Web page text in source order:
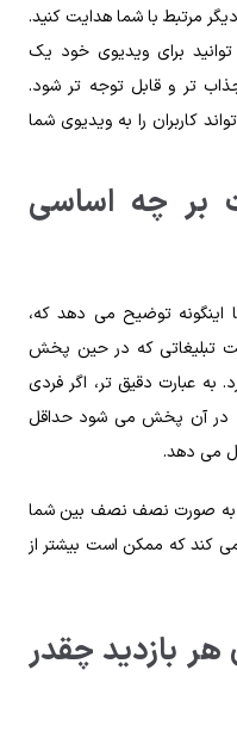
مرتبط با شما هدایت کنید.
برای ویدیوی خود یک
تر و قابل توجه‌ تر شود.
کاربران را به ویدیوی شما
بر چه اساسی
اینگونه توضیح می‌ دهد که،
تبلیغاتی که در حین پخش
عبارت دقیق‌ تر، اگر فردی
که در آن پخش می‌ شود حداقل
می‌ دهد.
به صورت نصف نصف بین شما
می‌ کند که ممکن است بیشتر از
هر بازدید چقدر